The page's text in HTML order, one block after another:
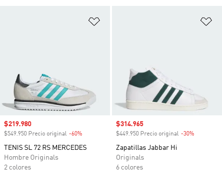
Precio de venta
$219.980
$549.950 Precio original -60%
TENIS SL 72 RS MERCEDES
Hombre Originals
2 colores
Precio de venta
$314.965
$449.950 Precio original -30%
Zapatillas Jabbar Hi
Originals
6 colores